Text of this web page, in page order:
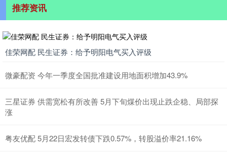
推荐资讯
佳荣网配 民生证券：给予明阳电气买入评级
微豪配资 今年一季度全国批准建设用地面积增加43.9%
三星证券 供需宽松有所改善 5月下旬煤价出现止跌企稳、局部探
涨
粤友优配 5月22日宏发转债下跌0.57%，转股溢价率21.16%